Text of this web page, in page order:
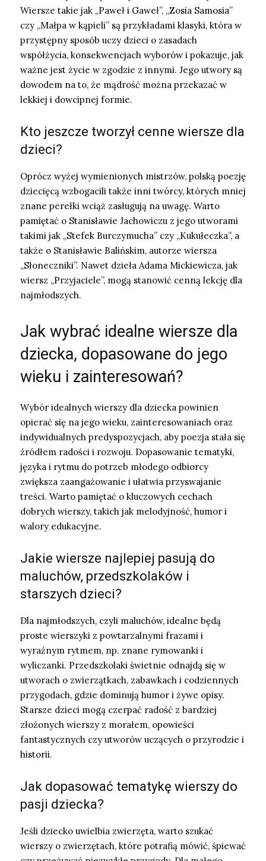
Wiersze takie jak „Paweł i Gaweł”, „Zosia Samosia”
czy „Małpa w kąpieli” są przykładami klasyki, która w
przystępny sposób uczy dzieci o zasadach
współżycia, konsekwencjach wyborów i pokazuje, jak
ważne jest życie w zgodzie z innymi. Jego utwory są
dowodem na to, że mądrość można przekazać w
lekkiej i dowcipnej formie.
Kto jeszcze tworzył cenne wiersze dla
dzieci?
Oprócz wyżej wymienionych mistrzów, polską poezję
dziecięcą wzbogacili także inni twórcy, których mniej
znane perełki wciąż zasługują na uwagę. Warto
pamiętać o Stanisławie Jachowiczu z jego utworami
takimi jak „Stefek Burczymucha” czy „Kukułeczka”, a
także o Stanisławie Balińskim, autorze wiersza
„Słoneczniki”. Nawet dzieła Adama Mickiewicza, jak
wiersz „Przyjaciele”, mogą stanowić cenną lekcję dla
najmłodszych.
Jak wybrać idealne wiersze dla
dziecka, dopasowane do jego
wieku i zainteresowań?
Wybór idealnych wierszy dla dziecka powinien
opierać się na jego wieku, zainteresowaniach oraz
indywidualnych predyspozycjach, aby poezja stała się
źródłem radości i rozwoju. Dopasowanie tematyki,
języka i rytmu do potrzeb młodego odbiorcy
zwiększa zaangażowanie i ułatwia przyswajanie
treści. Warto pamiętać o kluczowych cechach
dobrych wierszy, takich jak melodyjność, humor i
walory edukacyjne.
Jakie wiersze najlepiej pasują do
maluchów, przedszkolaków i
starszych dzieci?
Dla najmłodszych, czyli maluchów, idealne będą
proste wierszyki z powtarzalnymi frazami i
wyraźnym rytmem, np. znane rymowanki i
wyliczanki. Przedszkolaki świetnie odnajdą się w
utworach o zwierzątkach, zabawkach i codziennych
przygodach, gdzie dominują humor i żywe opisy.
Starsze dzieci mogą czerpać radość z bardziej
złożonych wierszy z morałem, opowieści
fantastycznych czy utworów uczących o przyrodzie i
historii.
Jak dopasować tematykę wierszy do
pasji dziecka?
Jeśli dziecko uwielbia zwierzęta, warto szukać
wierszy o zwierzętach, które potrafią mówić, śpiewać